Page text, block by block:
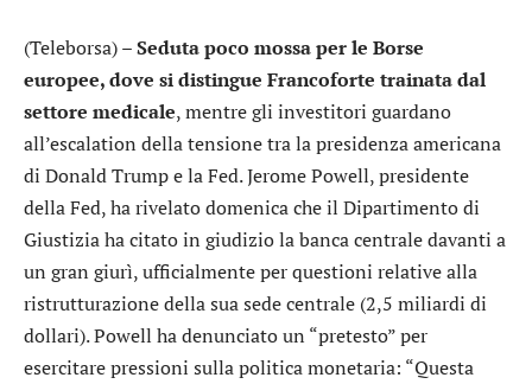
(Teleborsa) –Seduta poco mossa per le Borse
europee, dove si distingue Francoforte trainata dal
settore medicale, mentre gli investitori guardano
all’escalation della tensione tra la presidenza americana
di Donald Trump e la Fed. Jerome Powell, presidente
della Fed, ha rivelato domenica che il Dipartimento di
Giustizia ha citato in giudizio la banca centrale davanti a
un gran giurì, ufficialmente per questioni relative alla
ristrutturazione della sua sede centrale (2,5 miliardi di
dollari). Powell ha denunciato un “pretesto” per
esercitare pressioni sulla politica monetaria: “Questa